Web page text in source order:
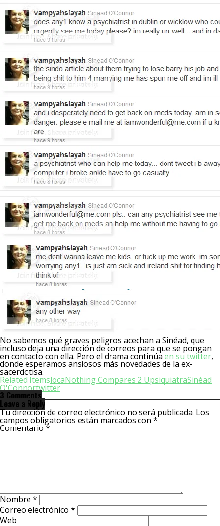
No sabemos qué graves peligros acechan a Sinéad, que
incluso deja una dirección de correos para que se pongan
en contacto con ella. Pero el drama continúa en su twitter,
donde esperamos ansiosos más novedades de la ex-
sacerdotisa.
Related ItemslocaNothing Compares 2 UpsiquiatraSinéad
O'Connortwitter
3 Comments
Leave a Reply
Tu dirección de correo electrónico no será publicada. Los
campos obligatorios están marcados con *
Comentario*
Nombre *
Correo electrónico *
Web